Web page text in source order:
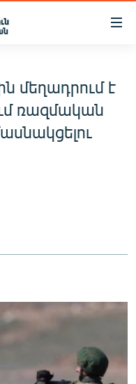
մեղադրում է
ռազմական